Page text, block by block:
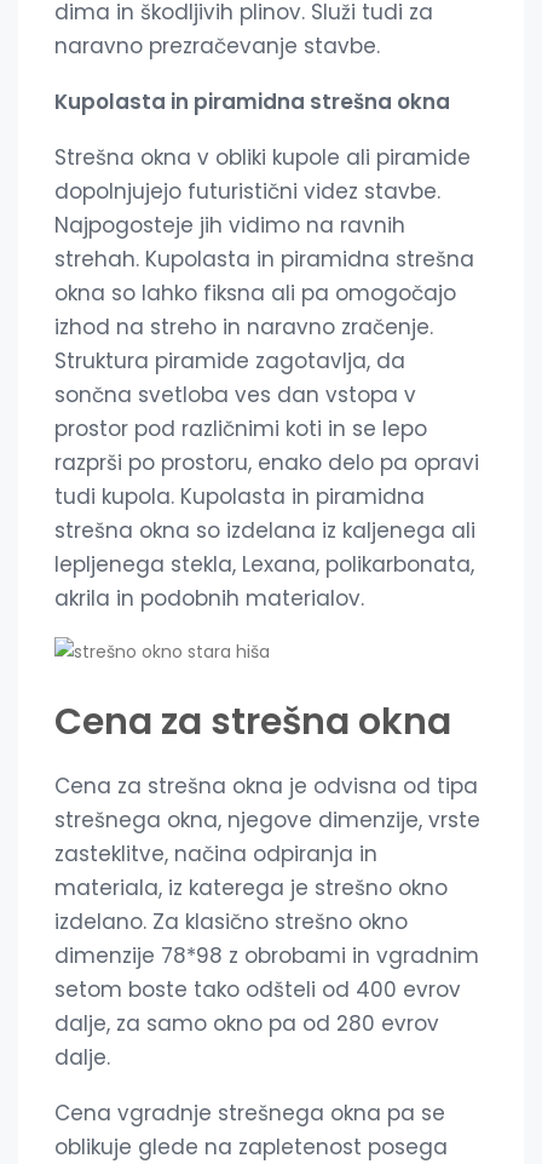
dima in škodljivih plinov. Služi tudi za
naravno prezračevanje stavbe.
Kupolasta in piramidna strešna okna
Strešna okna v obliki kupole ali piramide
dopolnjujejo futuristični videz stavbe.
Najpogosteje jih vidimo na ravnih
strehah. Kupolasta in piramidna strešna
okna so lahko fiksna ali pa omogočajo
izhod na streho in naravno zračenje.
Struktura piramide zagotavlja, da
sončna svetloba ves dan vstopa v
prostor pod različnimi koti in se lepo
razprši po prostoru, enako delo pa opravi
tudi kupola. Kupolasta in piramidna
strešna okna so izdelana iz kaljenega ali
lepljenega stekla, Lexana, polikarbonata,
akrila in podobnih materialov.
Cena za strešna okna
Cena za strešna okna je odvisna od tipa
strešnega okna, njegove dimenzije, vrste
zasteklitve, načina odpiranja in
materiala, iz katerega je strešno okno
izdelano. Za klasično strešno okno
dimenzije 78*98 z obrobami in vgradnim
setom boste tako odšteli od 400 evrov
dalje, za samo okno pa od 280 evrov
dalje.
Cena vgradnje strešnega okna pa se
oblikuje glede na zapletenost posega